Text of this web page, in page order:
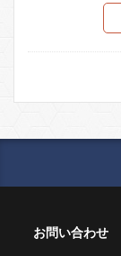
お問い合わせ